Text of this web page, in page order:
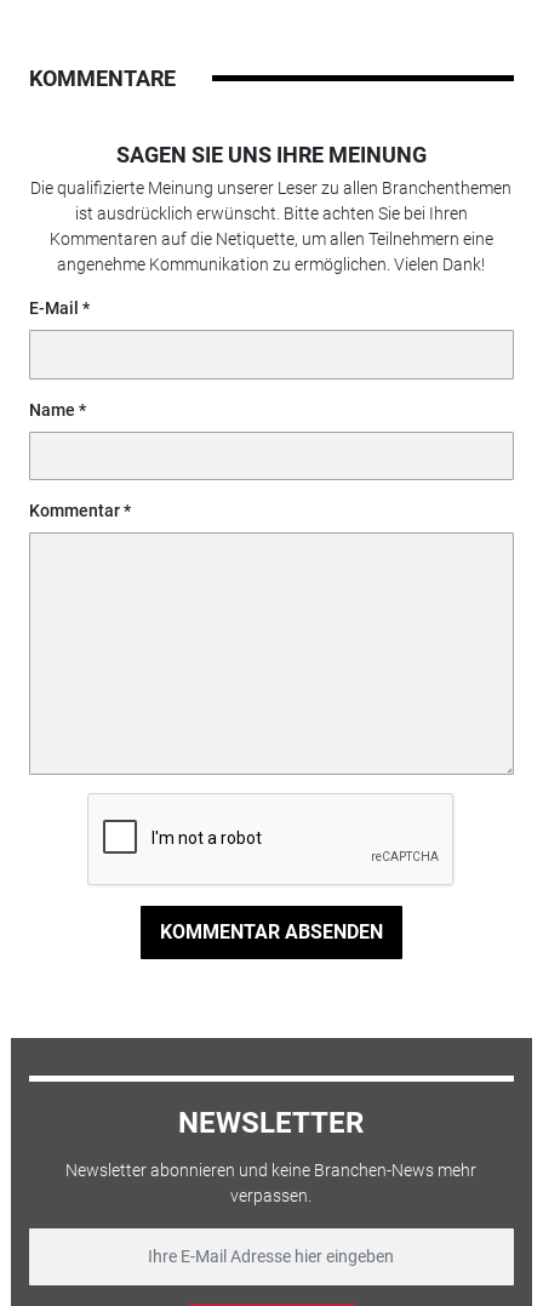
KOMMENTARE
SAGEN SIE UNS IHRE MEINUNG
Die qualifizierte Meinung unserer Leser zu allen Branchenthemen
ist ausdrücklich erwünscht. Bitte achten Sie bei Ihren
Kommentaren auf die Netiquette, um allen Teilnehmern eine
angenehme Kommunikation zu ermöglichen. Vielen Dank!
E-Mail
Name
Kommentar
KOMMENTAR ABSENDEN
NEWSLETTER
Newsletter abonnieren und keine Branchen-News mehr
verpassen.